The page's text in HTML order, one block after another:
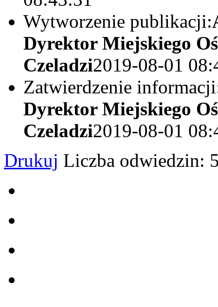
Wytworzenie publikacji:
Dyrektor Miejskiego
Czeladzi2019-08-01
Zatwierdzenie
Dyrektor Miejskiego
Czeladzi2019-08-01
Drukuj Liczba odwiedzin: